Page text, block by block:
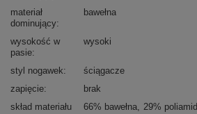
materiał
dominujący
bawełna
wysokość w
pasie
wysoki
styl nogawek
ściągacze
zapięcie
brak
skład materiału
66% bawełna 29% poliamid